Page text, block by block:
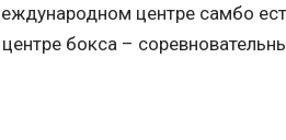
центре самбо
бокса –